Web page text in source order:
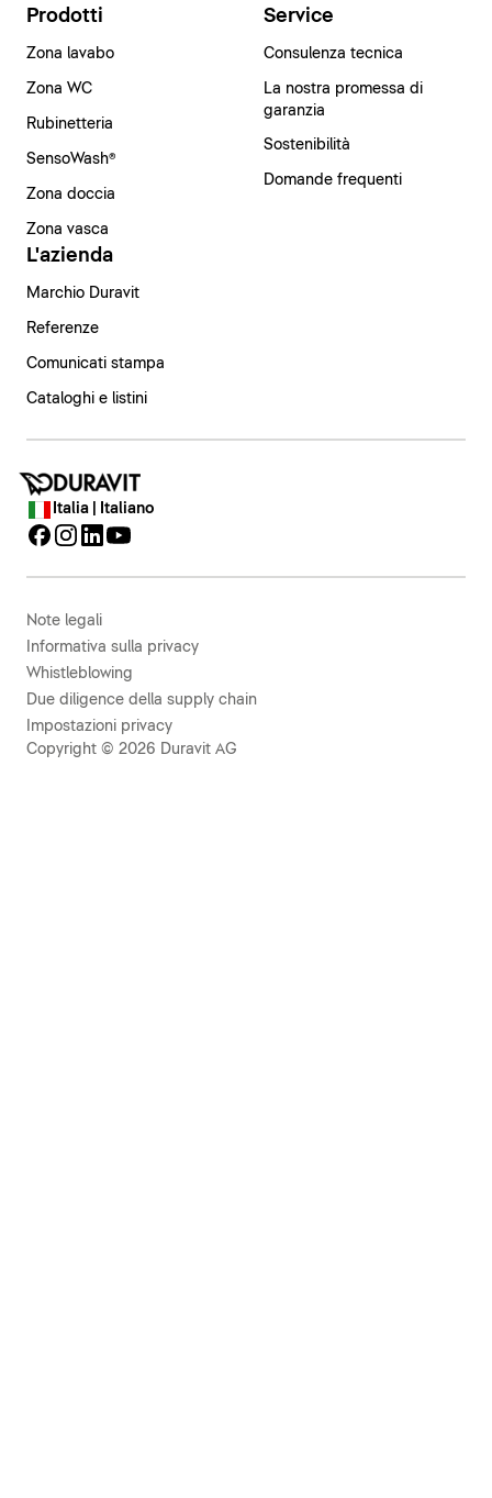
Prodotti
Zona lavabo
Zona WC
Rubinetteria
SensoWash®
Zona doccia
Zona vasca
Service
Consulenza tecnica
La nostra promessa di
garanzia
Sostenibilità
Domande frequenti
L'azienda
Marchio Duravit
Referenze
Comunicati stampa
Cataloghi e listini
Italia | Italiano
Note legali
Informativa sulla privacy
Whistleblowing
Due diligence della supply chain
Impostazioni privacy
Copyright © 2026 Duravit AG